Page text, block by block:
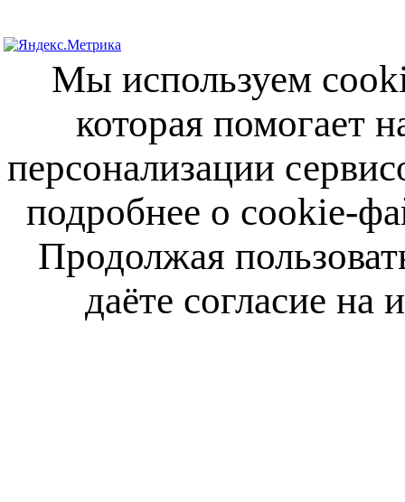
Мы используем
которая помогает
персонализации
подробнее о cookie-
Продолжая
даёте согласие